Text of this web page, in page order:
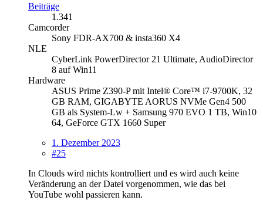
Beiträge
1.341
Camcorder
Sony FDR-AX700 & insta360 X4
NLE
CyberLink PowerDirector 21 Ultimate, AudioDirector
8 auf Win11
Hardware
ASUS Prime Z390-P mit Intel® Core™ i7-9700K, 32
GB RAM, GIGABYTE AORUS NVMe Gen4 500
GB als System-Lw + Samsung 970 EVO 1 TB, Win10
64, GeForce GTX 1660 Super
1. Dezember 2023
#25
In Clouds wird nichts kontrolliert und es wird auch keine
Veränderung an der Datei vorgenommen, wie das bei
YouTube wohl passieren kann.